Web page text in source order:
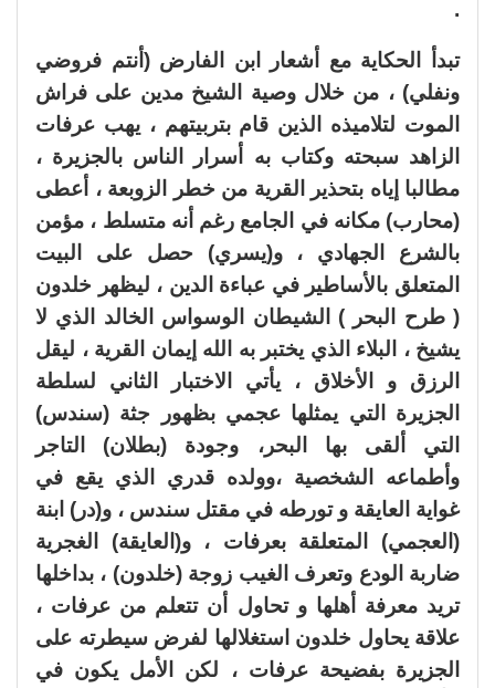
.
تبدأ الحكاية مع أشعار ابن الفارض (أنتم فروضي
ونفلي) ، من خلال وصية الشيخ مدين على فراش
الموت لتلاميذه الذين قام بتربيتهم ، يهب عرفات
الزاهد سبحته وكتاب به أسرار الناس بالجزيرة ،
مطالبا إياه بتحذير القرية من خطر الزوبعة ، أعطى
(محارب) مكانه في الجامع رغم أنه متسلط ، مؤمن
بالشرع الجهادي ، و(يسري) حصل على البيت
المتعلق بالأساطير في عباءة الدين ، ليظهر خلدون
( طرح البحر ) الشيطان الوسواس الخالد الذي لا
يشيخ ، البلاء الذي يختبر به الله إيمان القرية ، ليقل
الرزق و الأخلاق ، يأتي الاختبار الثاني لسلطة
الجزيرة التي يمثلها عجمي بظهور جثة (سندس)
التي ألقى بها البحر، وجودة (بطلان) التاجر
وأطماعه الشخصية ،وولده قدري الذي يقع في
غواية العايقة و تورطه في مقتل سندس ، و(در) ابنة
(العجمي) المتعلقة بعرفات ، و(العايقة) الغجرية
ضاربة الودع وتعرف الغيب زوجة (خلدون) ، بداخلها
تريد معرفة أهلها و تحاول أن تتعلم من عرفات ،
علاقة يحاول خلدون استغلالها لفرض سيطرته على
الجزيرة بفضيحة عرفات ، لكن الأمل يكون في